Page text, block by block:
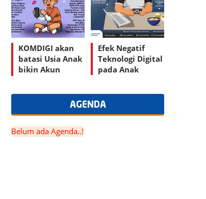
KOMDIGI akan
batasi Usia Anak
bikin Akun
Efek Negatif
Teknologi Digital
pada Anak
AGENDA
Belum ada Agenda..!